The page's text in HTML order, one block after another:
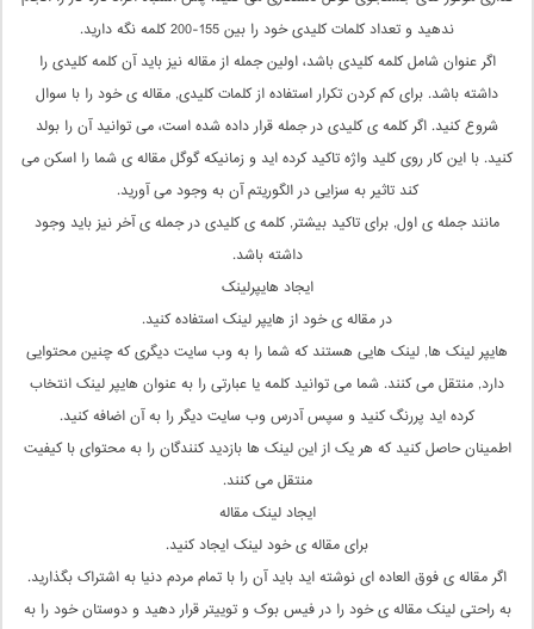
ندهید و تعداد کلمات کلیدی خود را بین 155-200 کلمه نگه دارید.
اگر عنوان شامل کلمه کلیدی باشد، اولین جمله از مقاله نیز باید آن کلمه کلیدی را
داشته باشد. برای کم کردن تکرار استفاده از کلمات کلیدی, مقاله ی خود را با سوال
شروع کنید. اگر کلمه ی کلیدی در جمله قرار داده شده است، می توانید آن را بولد
کنید. با این کار روی کلید واژه تاکید کرده اید و زمانیکه گوگل مقاله ی شما را اسکن می
کند تاثیر به سزایی در الگوریتم آن به وجود می آورید.
مانند جمله ی اول, برای تاکید بیشتر, کلمه ی کلیدی در جمله ی آخر نیز باید وجود
داشته باشد.
ایجاد هایپرلینک
در مقاله ی خود از هایپر لینک استفاده کنید.
هایپر لینک ها, لینک هایی هستند که شما را به وب سایت دیگری که چنین محتوایی
دارد, منتقل می کنند. شما می توانید کلمه یا عبارتی را به عنوان هایپر لینک انتخاب
کرده اید پررنگ کنید و سپس آدرس وب سایت دیگر را به آن اضافه کنید.
اطمینان حاصل کنید که هر یک از این لینک ها بازدید کنندگان را به محتوای با کیفیت
منتقل می کنند.
ایجاد لینک مقاله
برای مقاله ی خود لینک ایجاد کنید.
اگر مقاله ی فوق العاده ای نوشته اید باید آن را با تمام مردم دنیا به اشتراک بگذارید.
به راحتی لینک مقاله ی خود را در فیس بوک و توییتر قرار دهید و دوستان خود را به